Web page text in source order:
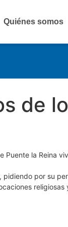
Quiénes somos
de
la Reina
pidiendo por su
religiosas